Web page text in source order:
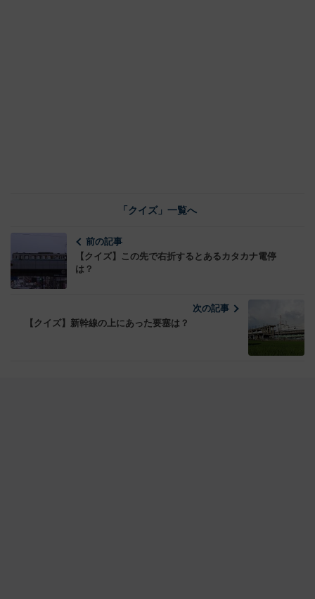
「クイズ」一覧へ
前の記事
【クイズ】この先で右折するとあるカタカナ電停
は？
次の記事
【クイズ】新幹線の上にあった要塞は？